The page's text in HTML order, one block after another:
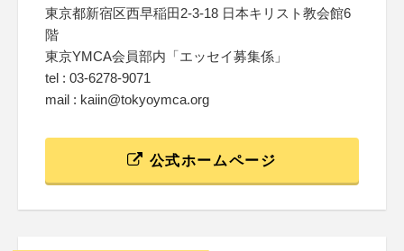
東京都新宿区西早稲田2-3-18 日本キリスト教会館6
階
東京YMCA会員部内「エッセイ募集係」
tel : 03-6278-9071
mail : kaiin@tokyoymca.org
公式ホームページ